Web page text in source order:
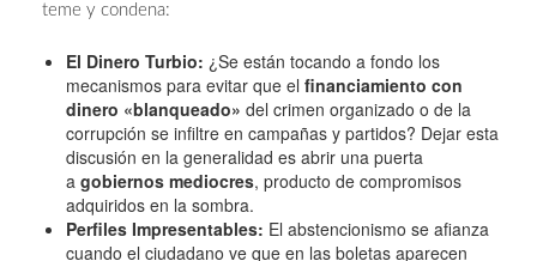
teme y condena:
El Dinero Turbio: ¿Se están tocando a fondo los
mecanismos para evitar que el financiamiento con
dinero «blanqueado» del crimen organizado o de la
corrupción se infiltre en campañas y partidos? Dejar esta
discusión en la generalidad es abrir una puerta
a gobiernos mediocres, producto de compromisos
adquiridos en la sombra.
Perfiles Impresentables: El abstencionismo se afianza
cuando el ciudadano ve que en las boletas aparecen